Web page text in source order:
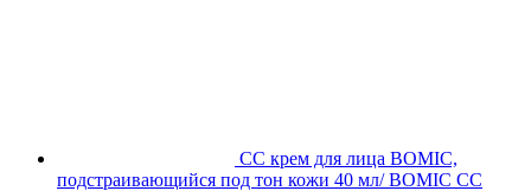
СС крем для лица BOMIC,
подстраивающийся под тон кожи 40 мл/ BOMIC CC